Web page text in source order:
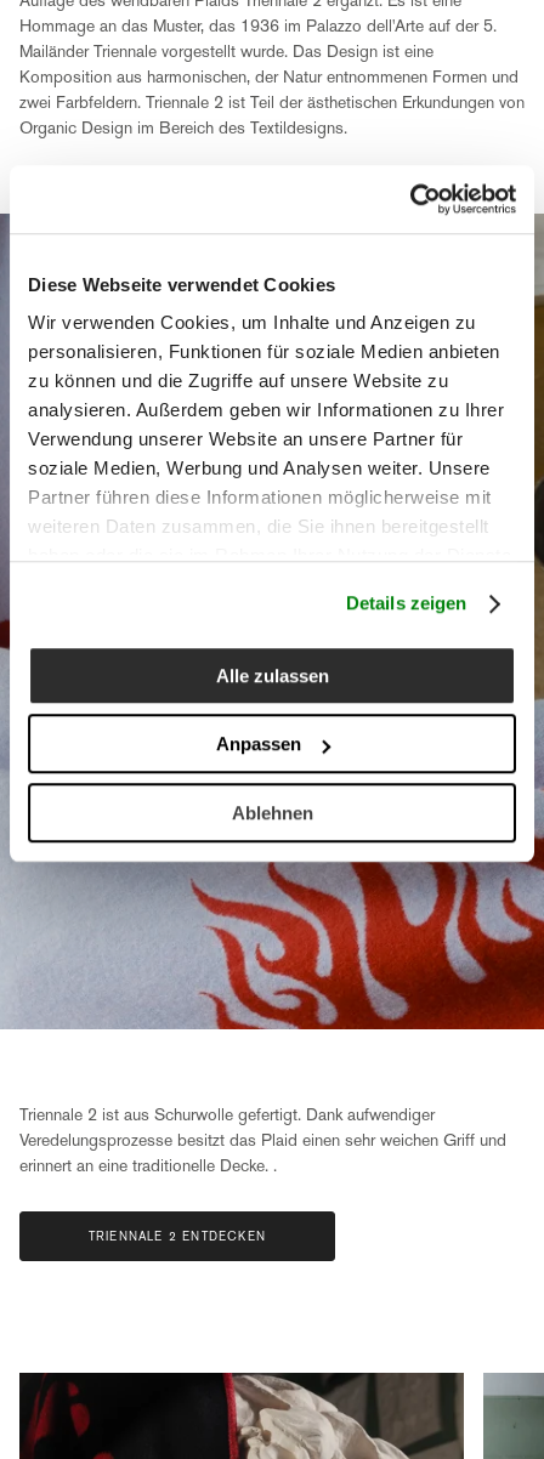
Diese Webseite verwendet Cookies
Wir verwenden Cookies, um Inhalte und Anzeigen zu
personalisieren, Funktionen für soziale Medien anbieten
zu können und die Zugriffe auf unsere Website zu
analysieren. Außerdem geben wir Informationen zu Ihrer
Verwendung unserer Website an unsere Partner für
soziale Medien, Werbung und Analysen weiter. Unsere
Partner führen diese Informationen möglicherweise mit
weiteren Daten zusammen, die Sie ihnen bereitgestellt
Details zeigen
Alle zulassen
Anpassen
Ablehnen
Hommage an das Muster, das 1936 im Palazzo dell'Arte auf der 5.
Mailänder Triennale vorgestellt wurde. Das Design ist eine
Komposition aus harmonischen, der Natur entnommenen Formen und
zwei Farbfeldern. Triennale 2 ist Teil der ästhetischen Erkundungen von
Organic Design im Bereich des Textildesigns.
Triennale 2 ist aus Schurwolle gefertigt. Dank aufwendiger
Veredelungsprozesse besitzt das Plaid einen sehr weichen Griff und
erinnert an eine traditionelle Decke. .
TRIENNALE 2 ENTDECKEN